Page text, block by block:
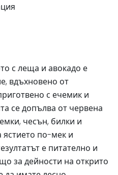
с леща и авокадо е
вдъхновено от
с ечемик и
се допълва от червена
чесън, билки и
ястието по-мек и
е питателно и
за дейности на открито